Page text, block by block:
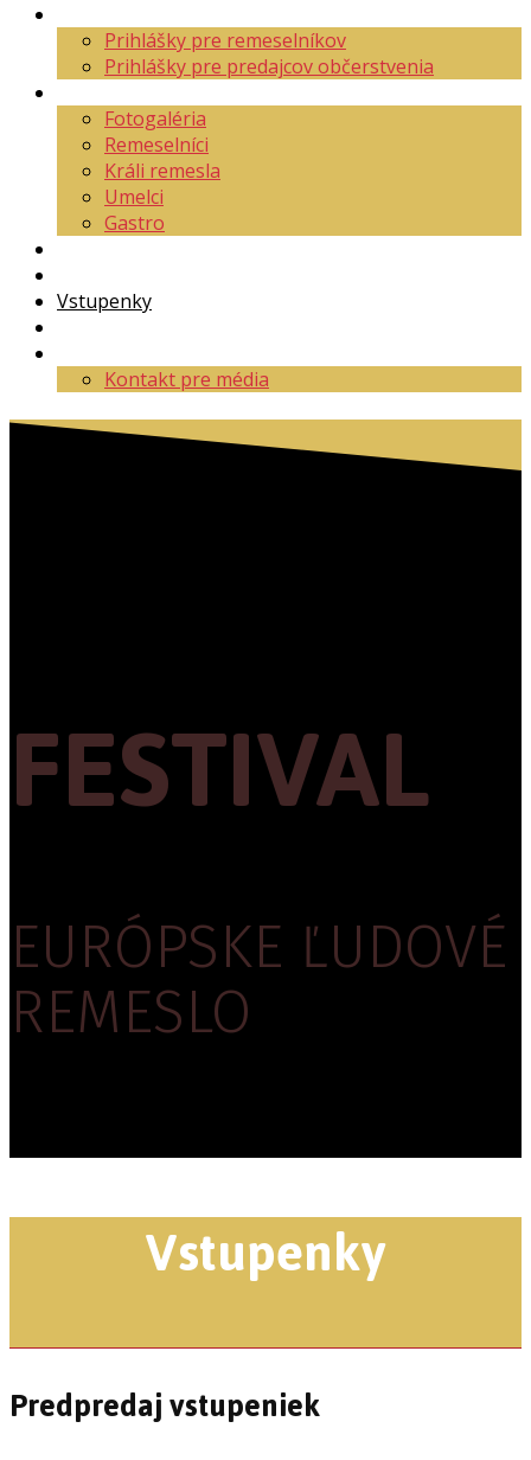
Prihlášky pre remeselníkov
Prihlášky pre predajcov občerstvenia
Fotogaléria
Remeselníci
Králi remesla
Umelci
Gastro
Vstupenky
Kontakt pre média
FESTIVAL
EURÓPSKE ĽUDOVÉ
REMESLO
Vstupenky
Predpredaj vstupeniek